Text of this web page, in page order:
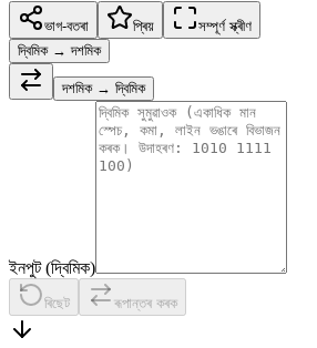
ভাগ-বতৰা প্ৰিয়
সম্পূৰ্ণ স্ক্ৰীণ
দ্বিমিক → দশমিক
দশমিক → দ্বিমিক
ইনপুট (দ্বিমিক)
ৰিছেট ৰূপান্তৰ কৰক